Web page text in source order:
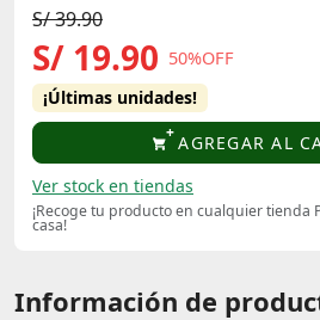
S/ 39.90
S/ 19.90 50%OFF
¡Últimas unidades!
AGREGAR AL
Ver stock en tiendas
¡Recoge tu producto en cualquier tienda
casa!
Información de